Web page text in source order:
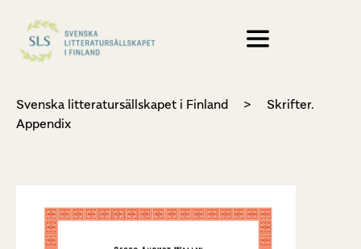
Svenska litteratursällskapet i Finland >
Skrifter.
Appendix